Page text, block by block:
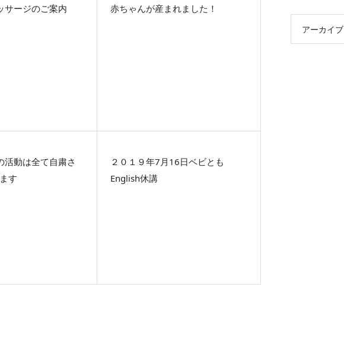
ージのご案内 赤ちゃんが産まれました！
活動は全て自粛さ
す
２０１９年7月16日ベビとも
English休講
アーカイブ